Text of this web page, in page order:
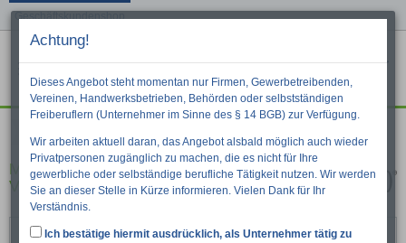
Geschäftskundenshop
Menu Suche
Masimo Red LNC-01 SpO²-
Verlängerungskabel
Achtung!
Dieses Angebot steht momentan nur Firmen, Gewerbetreibenden,
Vereinen, Handwerksbetrieben, Behörden oder selbstständigen
Freiberuflern (Unternehmer im Sinne des § 14 BGB) zur Verfügung.
Wir arbeiten aktuell daran, das Angebot alsbald möglich auch wieder
Privatpersonen zugänglich zu machen, die es nicht für Ihre
gewerbliche oder selbständige berufliche Tätigkeit nutzen. Wir werden
Sie an dieser Stelle in Kürze informieren. Vielen Dank für Ihr
Verständnis.
Ich bestätige hiermit ausdrücklich, als Unternehmer tätig zu